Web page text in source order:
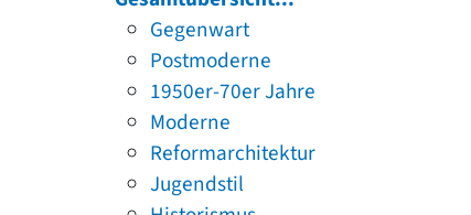
Gegenwart
Postmoderne
1950er-70er Jahre
Moderne
Reformarchitektur
Jugendstil